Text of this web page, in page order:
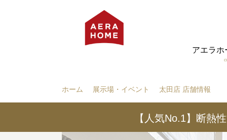
アエラホ
ホーム 展示場・イベント 太田店 店舗情報
【人気No.1】断熱